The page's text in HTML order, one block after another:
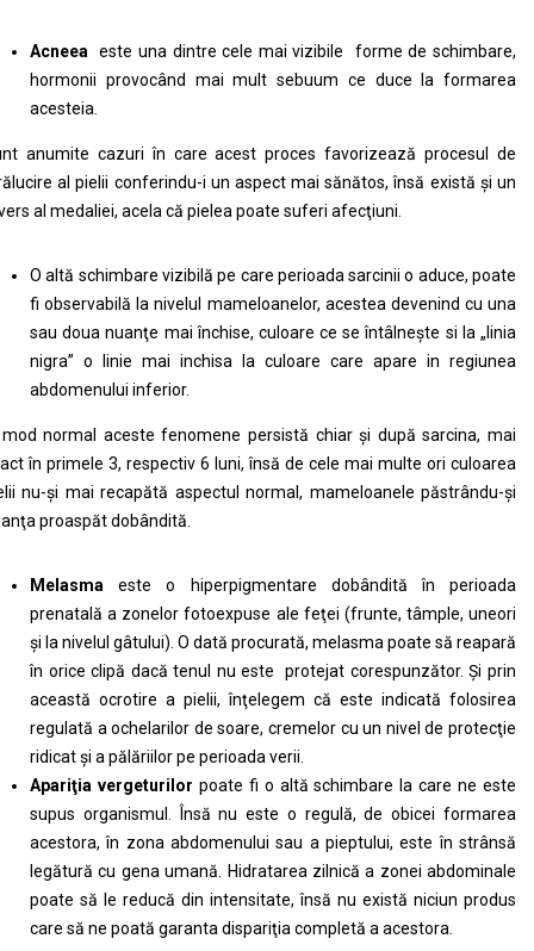
Acneea
este una dintre cele mai vizibile forme de schimbare,
hormonii provocând mai mult sebuum ce duce la formarea
acesteia.
anumite cazuri în care acest proces favorizează procesul de
al pielii conferindu-i un aspect mai sănătos, însă există şi un
al medaliei, acela că pielea poate suferi afecţiuni.
O altă schimbare vizibilă pe care perioada sarcinii o aduce, poate
fi observabilă la nivelul mameloanelor, acestea devenind cu una
sau doua nuanţe mai închise, culoare ce se întâlneşte si la „linia
nigra” o linie mai inchisa la culoare care apare in regiunea
abdomenului inferior.
normal aceste fenomene persistă chiar şi după sarcina, mai
în primele 3, respectiv 6 luni, însă de cele mai multe ori culoarea
nu-şi mai recapătă aspectul normal, mameloanele păstrându-şi
proaspăt dobândită.
Melasma este o hiperpigmentare dobândită în perioada
prenatală a zonelor fotoexpuse ale feţei (frunte, tâmple, uneori
şi la nivelul gâtului). O dată procurată, melasma poate să reapară
în orice clipă dacă tenul nu este protejat corespunzător. Şi prin
această ocrotire a pielii, înţelegem că este indicată folosirea
regulată a ochelarilor de soare, cremelor cu un nivel de protecţie
ridicat şi a pălăriilor pe perioada verii.
Apariţia vergeturilor poate fi o altă schimbare la care ne este
supus organismul. Însă nu este o regulă, de obicei formarea
acestora, în zona abdomenului sau a pieptului, este în strânsă
legătură cu gena umană. Hidratarea zilnică a zonei abdominale
poate să le reducă din intensitate, însă nu există niciun produs
care să ne poată garanta dispariţia completă a acestora.